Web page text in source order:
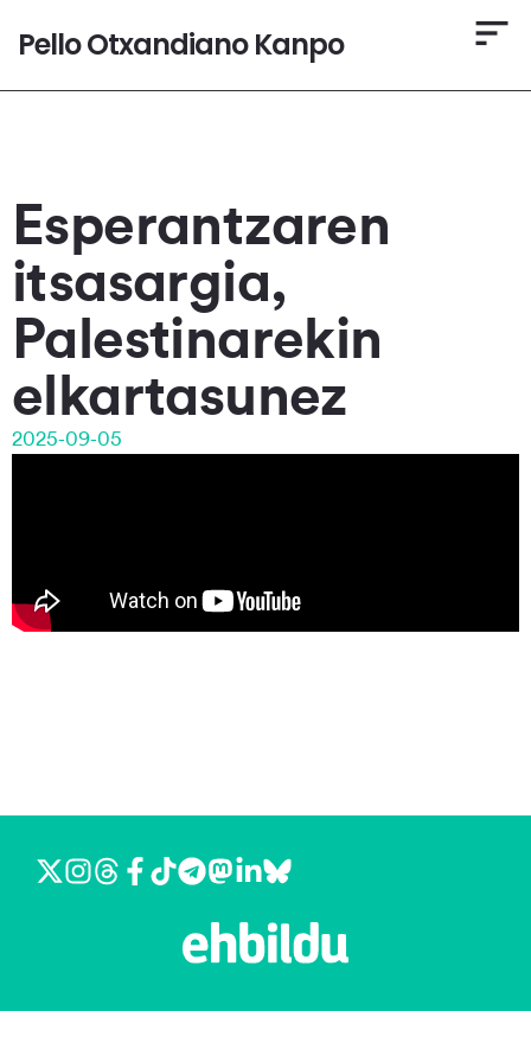
Pello Otxandiano Kanpo
Esperantzaren
itsasargia,
Palestinarekin
elkartasunez
2025-09-05